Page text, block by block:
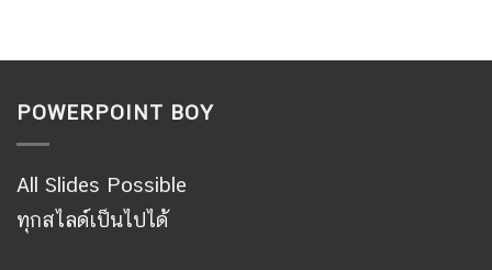
POWERPOINT BOY
All Slides Possible
ทุกสไลด์เป็นไปได้